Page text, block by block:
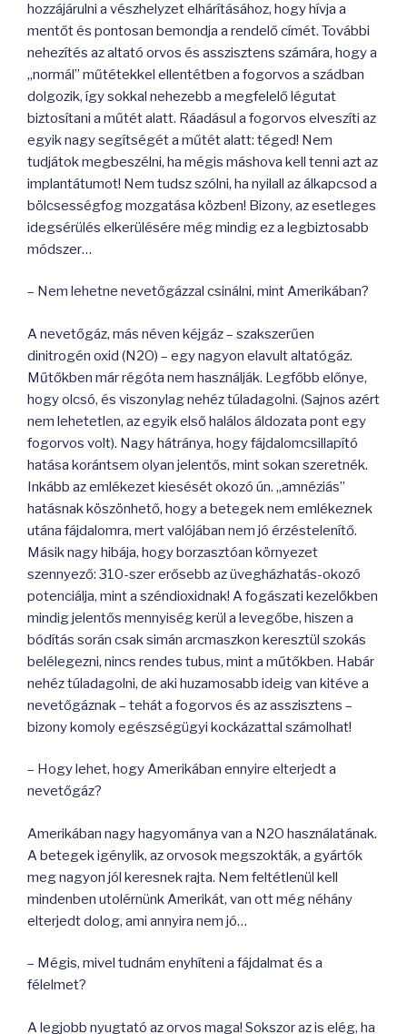
hozzájárulni a vészhelyzet elhárításához, hogy hívja a
mentőt és pontosan bemondja a rendelő címét. További
nehezítés az altató orvos és asszisztens számára, hogy a
„normál” műtétekkel ellentétben a fogorvos a szádban
dolgozik, így sokkal nehezebb a megfelelő légutat
biztosítani a műtét alatt. Ráadásul a fogorvos elveszíti az
egyik nagy segítségét a műtét alatt: téged! Nem
tudjátok megbeszélni, ha mégis máshova kell tenni azt az
implantátumot! Nem tudsz szólni, ha nyilall az álkapcsod a
bölcsességfog mozgatása közben! Bizony, az esetleges
idegsérülés elkerülésére még mindig ez a legbiztosabb
módszer…
– Nem lehetne nevetőgázzal csinálni, mint Amerikában?
A nevetőgáz, más néven kéjgáz – szakszerűen
dinitrogén oxid (N2O) – egy nagyon elavult altatógáz.
Műtőkben már régóta nem használják. Legfőbb előnye,
hogy olcsó, és viszonylag nehéz túladagolni. (Sajnos azért
nem lehetetlen, az egyik első halálos áldozata pont egy
fogorvos volt). Nagy hátránya, hogy fájdalomcsillapító
hatása korántsem olyan jelentős, mint sokan szeretnék.
Inkább az emlékezet kiesését okozó ún. „amnéziás”
hatásnak köszönhető, hogy a betegek nem emlékeznek
utána fájdalomra, mert valójában nem jó érzéstelenítő.
Másik nagy hibája, hogy borzasztóan környezet
szennyező: 310-szer erősebb az üvegházhatás-okozó
potenciálja, mint a széndioxidnak! A fogászati kezelőkben
mindig jelentős mennyiség kerül a levegőbe, hiszen a
bódítás során csak simán arcmaszkon keresztül szokás
belélegezni, nincs rendes tubus, mint a műtőkben. Habár
nehéz túladagolni, de aki huzamosabb ideig van kitéve a
nevetőgáznak – tehát a fogorvos és az asszisztens –
bizony komoly egészségügyi kockázattal számolhat!
– Hogy lehet, hogy Amerikában ennyire elterjedt a
nevetőgáz?
Amerikában nagy hagyománya van a N2O használatának.
A betegek igénylik, az orvosok megszokták, a gyártók
meg nagyon jól keresnek rajta. Nem feltétlenül kell
mindenben utolérnünk Amerikát, van ott még néhány
elterjedt dolog, ami annyira nem jó…
– Mégis, mivel tudnám enyhíteni a fájdalmat és a
félelmet?
A legjobb nyugtató az orvos maga! Sokszor az is elég, ha